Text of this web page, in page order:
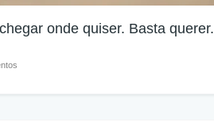
onde quiser. Basta querer.